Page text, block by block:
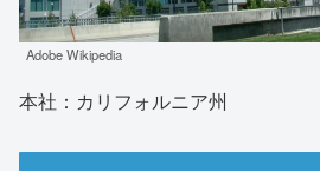
Adobe Wikipedia
本社：カリフォルニア州